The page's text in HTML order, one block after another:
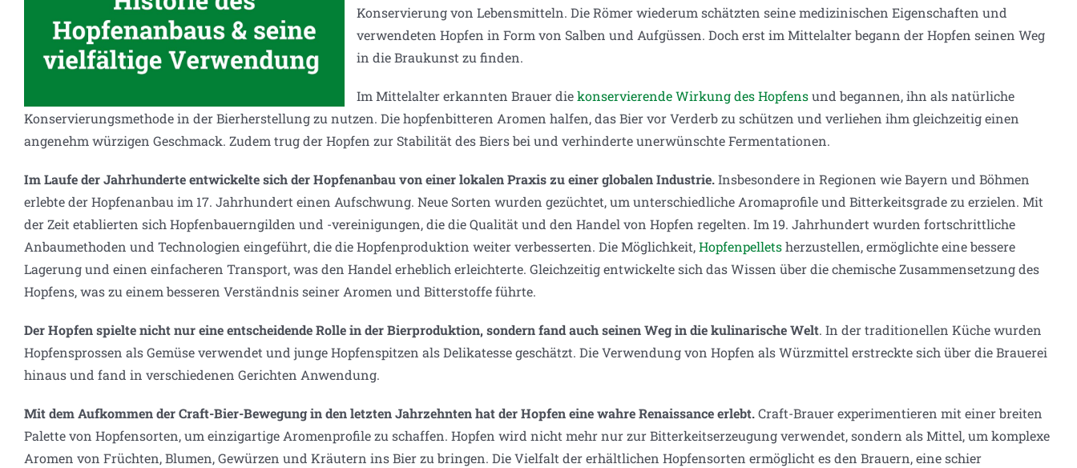
Konservierung von Lebensmitteln. Die Römer wiederum schätzten seine medizinischen Eigenschaften und
verwendeten Hopfen in Form von Salben und Aufgüssen. Doch erst im Mittelalter begann der Hopfen seinen Weg
in die Braukunst zu finden.
Im Mittelalter erkannten Brauer diekonservierende Wirkung des Hopfensund begannen, ihn als natürliche
Konservierungsmethode in der Bierherstellung zu nutzen. Die hopfenbitteren Aromen halfen, das Bier vor Verderb zu schützen und verliehen ihm gleichzeitig einen
angenehm würzigen Geschmack. Zudem trug der Hopfen zur Stabilität des Biers bei und verhinderte unerwünschte Fermentationen.
Im Laufe der Jahrhunderte entwickelte sich der Hopfenanbau von einer lokalen Praxis zu einer globalen Industrie.Insbesondere in Regionen wie Bayern und Böhmen
erlebte der Hopfenanbau im 17. Jahrhundert einen Aufschwung. Neue Sorten wurden gezüchtet, um unterschiedliche Aromaprofile und Bitterkeitsgrade zu erzielen. Mit
der Zeit etablierten sich Hopfenbauerngilden und -vereinigungen, die die Qualität und den Handel von Hopfen regelten. Im 19. Jahrhundert wurden fortschrittliche
Anbaumethoden und Technologien eingeführt, die die Hopfenproduktion weiter verbesserten. Die Möglichkeit,Hopfenpelletsherzustellen, ermöglichte eine bessere
Lagerung und einen einfacheren Transport, was den Handel erheblich erleichterte. Gleichzeitig entwickelte sich das Wissen über die chemische Zusammensetzung des
Hopfens, was zu einem besseren Verständnis seiner Aromen und Bitterstoffe führte.
Der Hopfen spielte nicht nur eine entscheidende Rolle in der Bierproduktion, sondern fand auch seinen Weg in die kulinarische Welt. In der traditionellen Küche wurden
Hopfensprossen als Gemüse verwendet und junge Hopfenspitzen als Delikatesse geschätzt. Die Verwendung von Hopfen als Würzmittel erstreckte sich über die Brauerei
hinaus und fand in verschiedenen Gerichten Anwendung.
Mit dem Aufkommen der Craft-Bier-Bewegung in den letzten Jahrzehnten hat der Hopfen eine wahre Renaissance erlebt.Craft-Brauer experimentieren mit einer breiten
Palette von Hopfensorten, um einzigartige Aromenprofile zu schaffen. Hopfen wird nicht mehr nur zur Bitterkeitserzeugung verwendet, sondern als Mittel, um komplexe
Aromen von Früchten, Blumen, Gewürzen und Kräutern ins Bier zu bringen. Die Vielfalt der erhältlichen Hopfensorten ermöglicht es den Brauern, eine schier